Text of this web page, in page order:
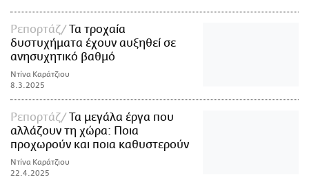
Ρεπορτάζ
Τα τροχαία
δυστυχήματα έχουν αυξηθεί σε
ανησυχητικό βαθμό
Ντίνα Καράτζιου
8.3.2025
Ρεπορτάζ
Τα μεγάλα έργα που
αλλάζουν τη χώρα: Ποια
προχωρούν και ποια καθυστερούν
Ντίνα Καράτζιου
22.4.2025